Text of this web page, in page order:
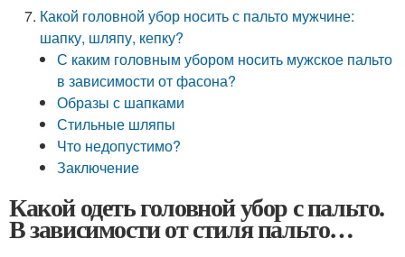
Какой головной убор носить с пальто мужчине:
шапку, шляпу, кепку?
С каким головным убором носить мужское пальто
в зависимости от фасона?
Образы с шапками
Стильные шляпы
Что недопустимо?
Заключение
Какой одеть головной убор с пальто.
В зависимости от стиля пальто…